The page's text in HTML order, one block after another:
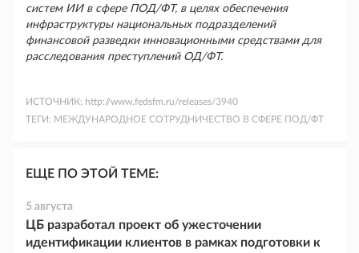
систем ИИ в сфере ПОД/ФТ, в целях обеспечения
инфраструктуры национальных подразделений
финансовой разведки инновационными средствами для
расследования преступлений ОД/ФТ.
ИСТОЧНИК: http://www.fedsfm.ru/releases/3940
ТЕГИ: МЕЖДУНАРОДНОЕ СОТРУДНИЧЕСТВО В СФЕРЕ ПОД/ФТ
ЕЩЕ ПО ЭТОЙ ТЕМЕ:
5 августа
ЦБ разработал проект об ужесточении
идентификации клиентов в рамках подготовки к